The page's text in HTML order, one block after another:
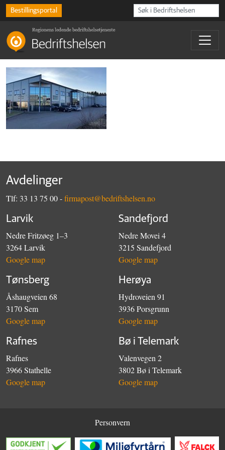
Bestillingsportal
Avdelinger
Tlf: 33 13 75 00 -firmapost@bedriftshelsen.no
Larvik
Nedre Fritzøeg 1–3
3264 Larvik
Google map
Sandefjord
Nedre Movei 4
3215 Sandefjord
Google map
Tønsberg
Åshaugveien 68
3170 Sem
Google map
Herøya
Hydroveien 91
3936 Porsgrunn
Google map
Rafnes
Rafnes
3966 Stathelle
Google map
Bø i Telemark
Valenvegen 2
3802 Bø i Telemark
Google map
Personvern